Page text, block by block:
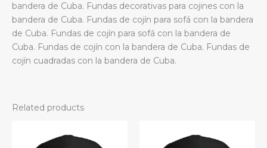
bandera de Cuba. Fundas decorativas para cojines con la
bandera de Cuba. Fundas de cojín para sofá con la bandera
de Cuba. Fundas de cojín para sofá con la bandera de
Cuba. Fundas de cojín con la bandera de Cuba. Fundas de
cojín cuadradas con la bandera de Cuba.
Related products